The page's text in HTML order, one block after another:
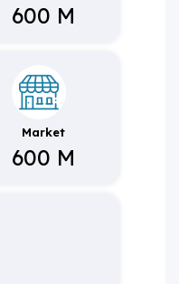
600 M
Market
600 M